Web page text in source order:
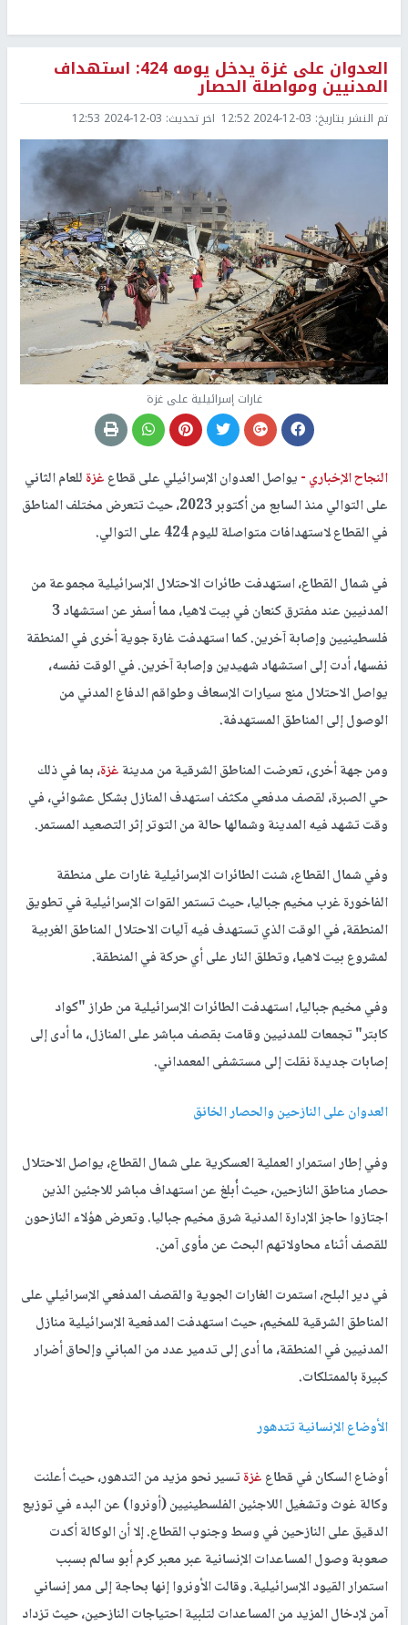
العدوان على غزة يدخل يومه 424: استهداف
المدنيين ومواصلة الحصار
تم النشر بتاريخ: 2024-12-03 12:52 اخر تحديث: 2024-12-03 12:53
غارات إسرائيلية على غزة
النجاح الإخباري -يواصل العدوان الإسرائيلي على قطاعغزةللعام الثاني
على التوالي منذ السابع من أكتوبر 2023، حيث تتعرض مختلف المناطق
في القطاع لاستهدافات متواصلة لليوم 424 على التوالي.
في شمال القطاع، استهدفت طائرات الاحتلال الإسرائيلية مجموعة من
المدنيين عند مفترق كنعان في بيت لاهيا، مما أسفر عن استشهاد 3
فلسطينيين وإصابة آخرين. كما استهدفت غارة جوية أخرى في المنطقة
نفسها، أدت إلى استشهاد شهيدين وإصابة آخرين. في الوقت نفسه،
يواصل الاحتلال منع سيارات الإسعاف وطواقم الدفاع المدني من
الوصول إلى المناطق المستهدفة.
ومن جهة أخرى، تعرضت المناطق الشرقية من مدينةغزة، بما في ذلك
حي الصبرة، لقصف مدفعي مكثف استهدف المنازل بشكل عشوائي، في
وقت تشهد فيه المدينة وشمالها حالة من التوتر إثر التصعيد المستمر.
وفي شمال القطاع، شنت الطائرات الإسرائيلية غارات على منطقة
الفاخورة غرب مخيم جباليا، حيث تستمر القوات الإسرائيلية في تطويق
المنطقة، في الوقت الذي تستهدف فيه آليات الاحتلال المناطق الغربية
لمشروع بيت لاهيا، وتطلق النار على أي حركة في المنطقة.
وفي مخيم جباليا، استهدفت الطائرات الإسرائيلية من طراز "كواد
كابتر" تجمعات للمدنيين وقامت بقصف مباشر على المنازل، ما أدى إلى
إصابات جديدة نقلت إلى مستشفى المعمداني.
العدوان على النازحين والحصار الخانق
وفي إطار استمرار العملية العسكرية على شمال القطاع، يواصل الاحتلال
حصار مناطق النازحين، حيث أُبلغ عن استهداف مباشر للاجئين الذين
اجتازوا حاجز الإدارة المدنية شرق مخيم جباليا. وتعرض هؤلاء النازحون
للقصف أثناء محاولاتهم البحث عن مأوى آمن.
في دير البلح، استمرت الغارات الجوية والقصف المدفعي الإسرائيلي على
المناطق الشرقية للمخيم، حيث استهدفت المدفعية الإسرائيلية منازل
المدنيين في المنطقة، ما أدى إلى تدمير عدد من المباني وإلحاق أضرار
كبيرة بالممتلكات.
الأوضاع الإنسانية تتدهور
أوضاع السكان في قطاعغزةتسير نحو مزيد من التدهور، حيث أعلنت
وكالة غوث وتشغيل اللاجئين الفلسطينيين (أونروا) عن البدء في توزيع
الدقيق على النازحين في وسط وجنوب القطاع. إلا أن الوكالة أكدت
صعوبة وصول المساعدات الإنسانية عبر معبر كرم أبو سالم بسبب
استمرار القيود الإسرائيلية. وقالت الأونروا إنها بحاجة إلى ممر إنساني
آمن لإدخال المزيد من المساعدات لتلبية احتياجات النازحين، حيث تزداد